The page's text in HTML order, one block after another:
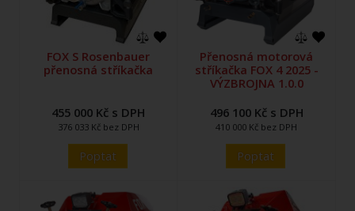
FOX S Rosenbauer
přenosná stříkačka
455 000 Kč s DPH
376 033 Kč bez DPH
Poptat
Přenosná motorová
stříkačka FOX 4 2025 -
VÝZBROJNA 1.0.0
496 100 Kč s DPH
410 000 Kč bez DPH
Poptat